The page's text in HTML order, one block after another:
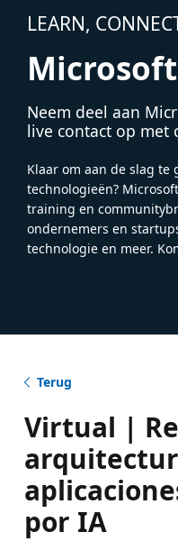
LEARN,
Neem deel aan
live contact op met
Klaar om aan de slag te
technologieën?
training en
ondernemers en
technologie en meer.
Terug
Virtual |
por IA